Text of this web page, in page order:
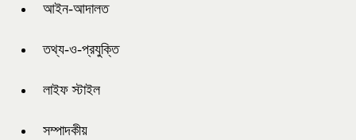
আইন-আদালত
তথ্য-ও-প্রযুক্তি
লাইফ স্টাইল
সম্পাদকীয়